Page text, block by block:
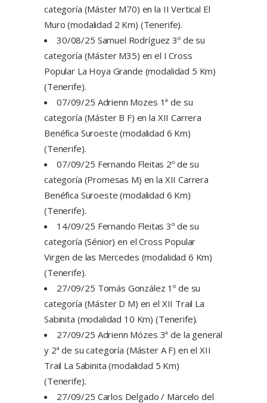
categoría (Máster M70) en la II Vertical El
Muro (modalidad 2 Km) (Tenerife).
30/08/25 Samuel Rodríguez 3º de su
categoría (Máster M35) en el I Cross
Popular La Hoya Grande (modalidad 5 Km)
(Tenerife).
07/09/25 Adrienn Mozes 1ª de su
categoría (Máster B F) en la XII Carrera
Benéfica Suroeste (modalidad 6 Km)
(Tenerife).
07/09/25 Fernando Fleitas 2º de su
categoría (Promesas M) en la XII Carrera
Benéfica Suroeste (modalidad 6 Km)
(Tenerife).
14/09/25 Fernando Fleitas 3º de su
categoría (Sénior) en el Cross Popular
Virgen de las Mercedes (modalidad 6 Km)
(Tenerife).
27/09/25 Tomás González 1º de su
categoría (Máster D M) en el XII Trail La
Sabinita (modalidad 10 Km) (Tenerife).
27/09/25 Adrienn Mózes 3ª de la general
y 2ª de su categoría (Máster A F) en el XII
Trail La Sabinita (modalidad 5 Km)
(Tenerife).
27/09/25 Carlos Delgado / Marcelo del